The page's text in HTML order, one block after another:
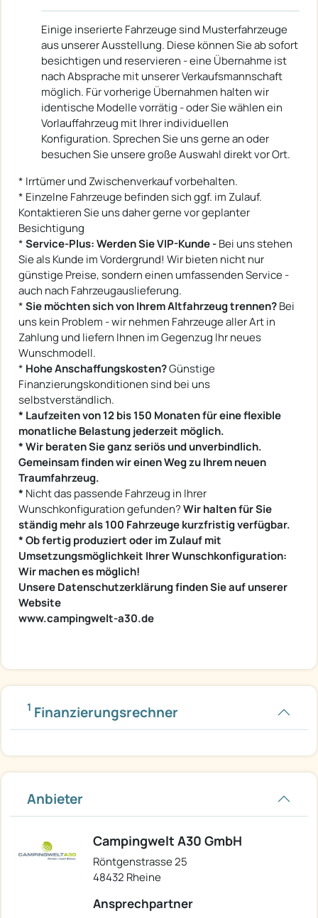
Einige inserierte Fahrzeuge sind Musterfahrzeuge
aus unserer Ausstellung. Diese können Sie ab sofort
besichtigen und reservieren - eine Übernahme ist
nach Absprache mit unserer Verkaufsmannschaft
möglich. Für vorherige Übernahmen halten wir
identische Modelle vorrätig - oder Sie wählen ein
Vorlauffahrzeug mit Ihrer individuellen
Konfiguration. Sprechen Sie uns gerne an oder
besuchen Sie unsere große Auswahl direkt vor Ort.
* Irrtümer und Zwischenverkauf vorbehalten.
* Einzelne Fahrzeuge befinden sich ggf. im Zulauf.
Kontaktieren Sie uns daher gerne vor geplanter
Besichtigung
*Service-Plus: Werden Sie VIP-Kunde -Bei uns stehen
Sie als Kunde im Vordergrund! Wir bieten nicht nur
günstige Preise, sondern einen umfassenden Service -
auch nach Fahrzeugauslieferung.
*Sie möchten sich von Ihrem Altfahrzeug trennen?Bei
uns kein Problem - wir nehmen Fahrzeuge aller Art in
Zahlung und liefern Ihnen im Gegenzug Ihr neues
Wunschmodell.
* Hohe Anschaffungskosten?Günstige
Finanzierungskonditionen sind bei uns
selbstverständlich.
* Laufzeiten von 12 bis 150 Monaten für eine flexible
monatliche Belastung jederzeit möglich.
* Wir beraten Sie ganz seriös und unverbindlich.
Gemeinsam finden wir einen Weg zu Ihrem neuen
Traumfahrzeug.
* Nicht das passende Fahrzeug in Ihrer
Wunschkonfiguration gefunden?Wir halten für Sie
ständig mehr als 100 Fahrzeuge kurzfristig verfügbar.
* Ob fertig produziert oder im Zulauf mit
Umsetzungsmöglichkeit Ihrer Wunschkonfiguration:
Wir machen es möglich!
Unsere Datenschutzerklärung finden Sie auf unserer
Website
www.campingwelt-a30.de
1 Finanzierungsrechner
Anbieter
Campingwelt A30 GmbH
Röntgenstrasse 25
48432 Rheine
Ansprechpartner